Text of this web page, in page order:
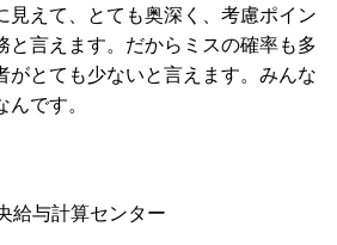
見えて、とても奥深く、考慮ポイン
と言えます。だからミスの確率も多
がとても少ないと言えます。みんな
です。
与計算センター